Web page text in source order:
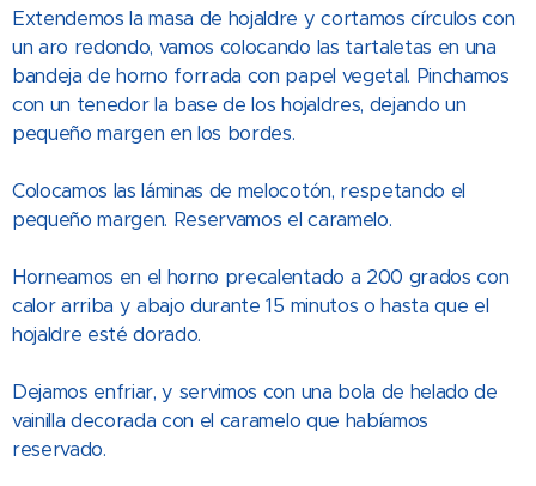
Extendemos la masa de hojaldre y cortamos círculos con
un aro redondo, vamos colocando las tartaletas en una
bandeja de horno forrada con papel vegetal. Pinchamos
con un tenedor la base de los hojaldres, dejando un
pequeño margen en los bordes.
Colocamos las láminas de melocotón, respetando el
pequeño margen. Reservamos el caramelo.
Horneamos en el horno precalentado a 200 grados con
calor arriba y abajo durante 15 minutos o hasta que el
hojaldre esté dorado.
Dejamos enfriar, y servimos con una bola de helado de
vainilla decorada con el caramelo que habíamos
reservado.